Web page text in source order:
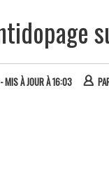
- MIS À JOUR À 16:03